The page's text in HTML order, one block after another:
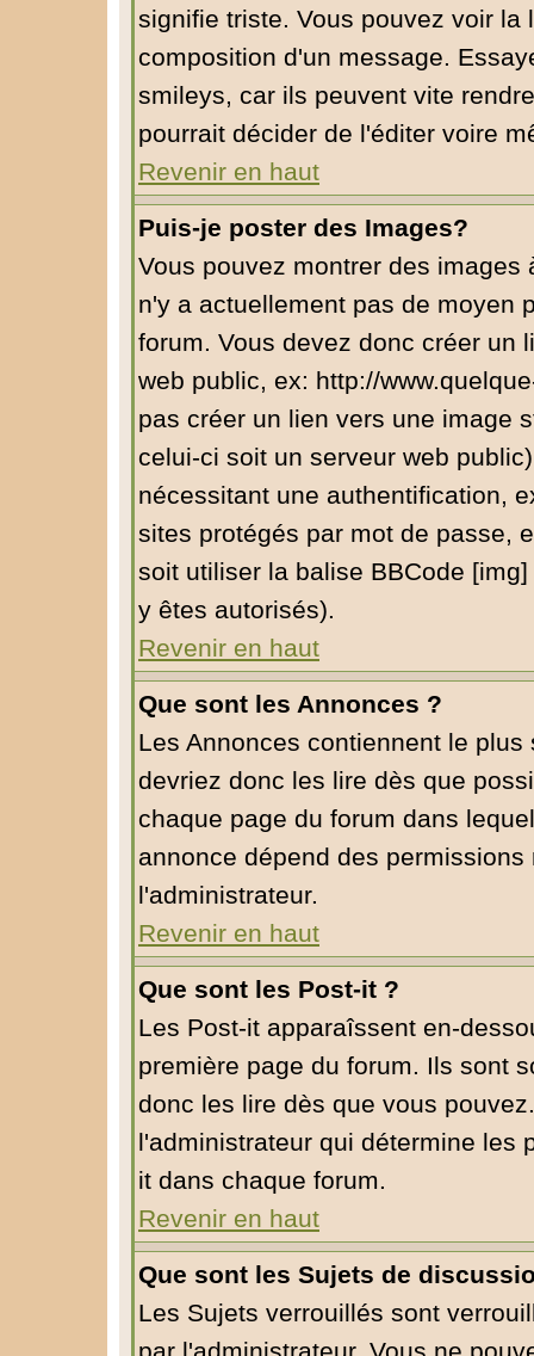
signifie triste. Vous pouvez voir
composition d'un message.
smileys, car ils peuvent vite
pourrait décider de l'éditer voire
Revenir en haut
Puis-je poster des Images?
Vous pouvez montrer des
n'y a actuellement pas de moyen
forum. Vous devez donc créer un
web public, ex: http://
pas créer un lien vers une image
celui-ci soit un serveur web
nécessitant une authentification,
sites protégés par mot de passe,
soit utiliser la balise BBCode
y êtes autorisés).
Revenir en haut
Que sont les Annonces ?
Les Annonces contiennent le
devriez donc les lire dès que
chaque page du forum dans
annonce dépend des
l'administrateur.
Revenir en haut
Que sont les Post-it ?
Les Post-it apparaîssent en-
première page du forum. Ils sont
donc les lire dès que vous
l'administrateur qui détermine les
it dans chaque forum.
Revenir en haut
Que sont les Sujets de
Les Sujets verrouillés sont